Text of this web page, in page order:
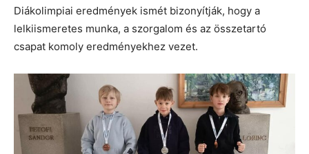
Diákolimpiai eredmények ismét bizonyítják, hogy a
lelkiismeretes munka, a szorgalom és az összetartó
csapat komoly eredményekhez vezet.